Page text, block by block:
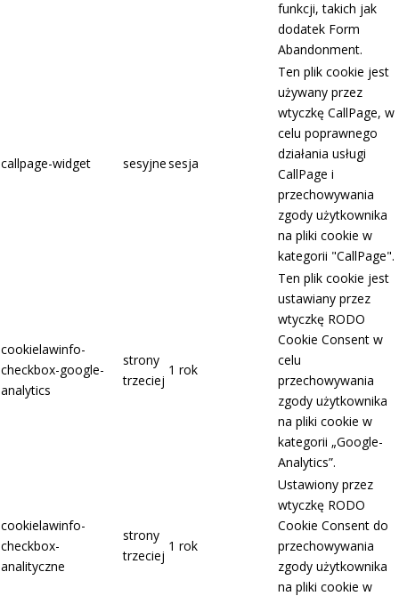
funkcji, takich jak
dodatek Form
Abandonment.
callpage-widget sesyjnesesja
Ten plik cookie jest
używany przez
wtyczkę CallPage, w
celu poprawnego
działania usługi
CallPage i
przechowywania
zgody użytkownika
na pliki cookie w
kategorii "CallPage".
cookielawinfo-
checkbox-google-
analytics
strony
trzeciej
1 rok
Ten plik cookie jest
ustawiany przez
wtyczkę RODO
Cookie Consent w
celu
przechowywania
zgody użytkownika
na pliki cookie w
kategorii „Google-
Analytics”.
cookielawinfo-
checkbox-
analityczne
strony
trzeciej
1 rok
Ustawiony przez
wtyczkę RODO
Cookie Consent do
przechowywania
zgody użytkownika
na pliki cookie w